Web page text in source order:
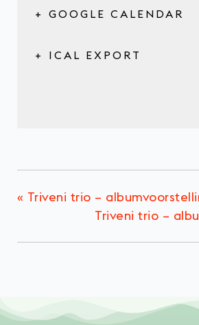
+ GOOGLE CALENDAR
+ ICAL EXPORT
« Triveni trio –
Triveni trio –